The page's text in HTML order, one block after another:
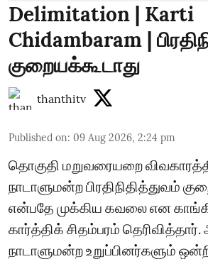
Delimitation | Karti
Chidambaram |
குறையக்கூடாது
thanthitv
Published on: 09 Aug 2026, 2:24 pm
தொகுதி மறுவரையறை
நாடாளுமன்ற பிரதிநிதித்துவம்
என்பதே முக்கிய கவலை என
கார்த்திக் சிதம்பரம்
நாடாளுமன்ற உறுப்பினர்களும்